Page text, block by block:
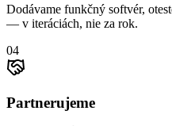
Dodávame funkčný softvér,
— v iteráciách, nie za rok.
04
Partnerujeme